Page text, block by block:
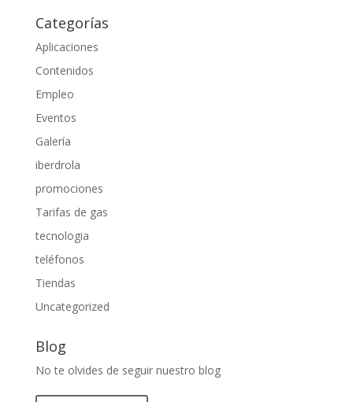
Categorías
Aplicaciones
Contenidos
Empleo
Eventos
Galería
iberdrola
promociones
Tarifas de gas
tecnologia
teléfonos
Tiendas
Uncategorized
Blog
No te olvides de seguir nuestro blog